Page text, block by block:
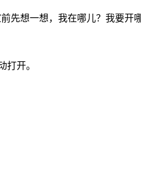
先想一想，我在哪儿？我要开
打开。